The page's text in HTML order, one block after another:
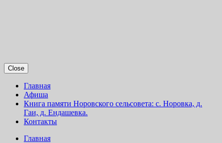
Close
Главная
Афиша
Книга памяти Норовского сельсовета: с. Норовка, д.
Гаи, д. Ендашевка.
Контакты
Главная